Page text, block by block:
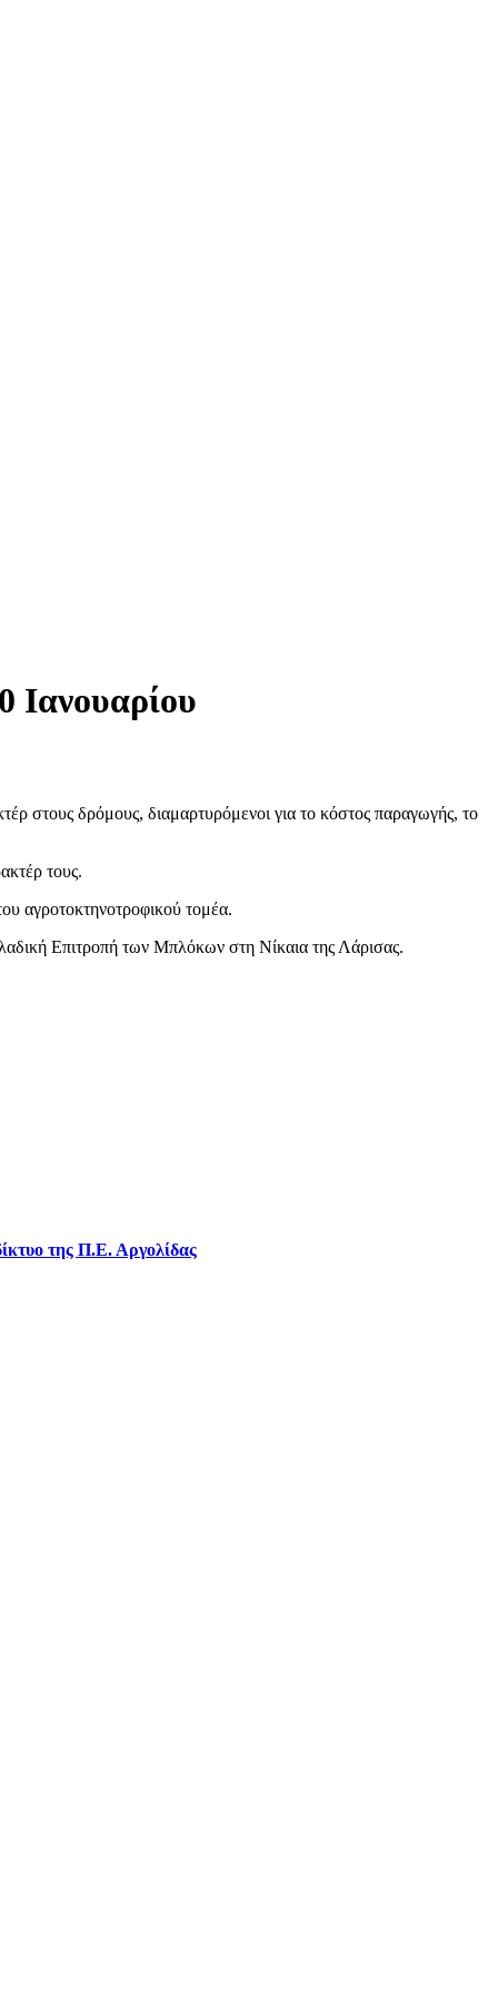
Ιανουαρίου
στους δρόμους, διαμαρτυρόμενοι για το κόστος παραγωγής, το
τους.
αγροτοκτηνοτροφικού τομέα.
Επιτροπή των Μπλόκων στη Νίκαια της Λάρισας.
της Π.Ε. Αργολίδας